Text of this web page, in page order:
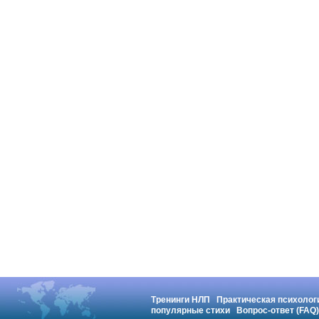
Тренинги НЛП
Практическая
популярные стихи
Вопрос-ответ (FAQ)